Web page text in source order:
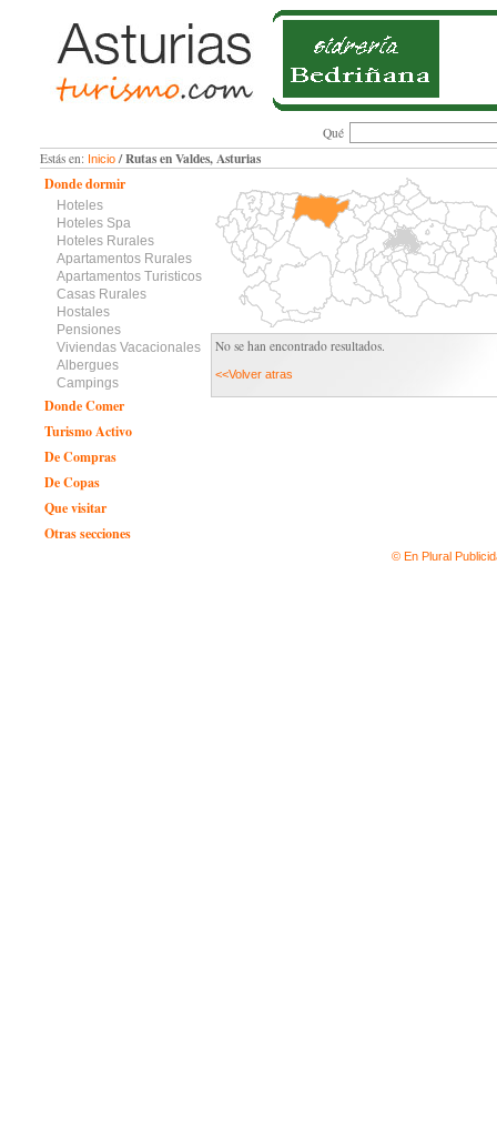
Qué
Estás en: Inicio/ Rutas en Valdes, Asturias
Donde dormir
Hoteles
Hoteles Spa
Hoteles Rurales
Apartamentos Rurales
Apartamentos Turisticos
Casas Rurales
Hostales
Pensiones
Viviendas Vacacionales
Albergues
Campings
Donde Comer
Turismo Activo
De Compras
De Copas
Que visitar
Otras secciones
No se han encontrado resultados.
<<Volver atras
© En Plural